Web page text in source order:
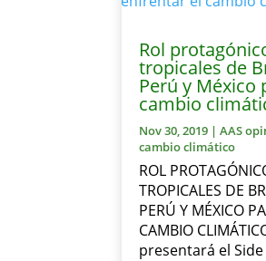
Rol
tropicales de
Perú y México
cambio
Nov 30, 2019 |AAS
cambio climático
ROL
TROPICALES DE
PERÚ Y MÉXICO
CAMBIO
presentará el